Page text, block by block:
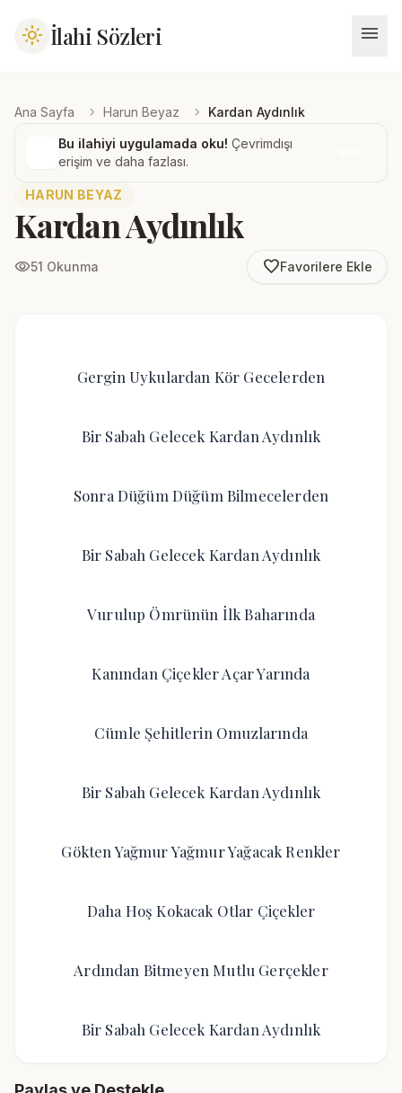
light_mode İlahi Sözleri menu
Ana Sayfa chevron_right Harun Beyaz chevron_right Kardan Aydınlık
Bu ilahiyi uygulamada oku! Çevrimdışı
erişim ve daha fazlası.
HARUN BEYAZ
Kardan Aydınlık
visibility51 Okunma favorite_borderFavorilere Ekle
Gergin Uykulardan Kör Gecelerden
Bir Sabah Gelecek Kardan Aydınlık
Sonra Düğüm Düğüm Bilmecelerden
Bir Sabah Gelecek Kardan Aydınlık
Vurulup Ömrünün İlk Baharında
Kanından Çiçekler Açar Yarında
Cümle Şehitlerin Omuzlarında
Bir Sabah Gelecek Kardan Aydınlık
Gökten Yağmur Yağmur Yağacak Renkler
Daha Hoş Kokacak Otlar Çiçekler
Ardından Bitmeyen Mutlu Gerçekler
Bir Sabah Gelecek Kardan Aydınlık